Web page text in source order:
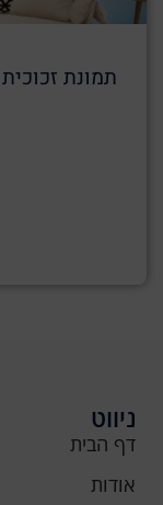
תמונת
ניווט
דף הבית
אודות